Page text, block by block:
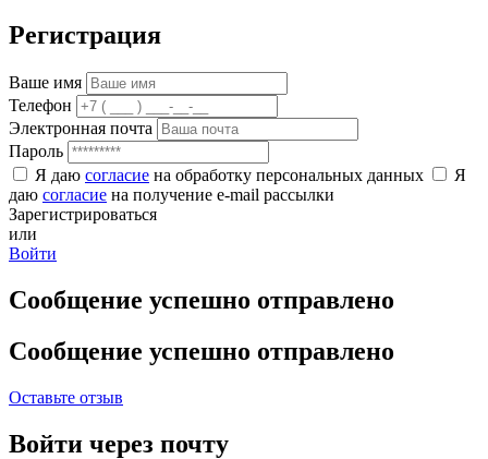
Регистрация
Ваше имя
Телефон
Электронная почта
Пароль
Я даю согласие на обработку персональных данных
Я
даю согласие на получение e-mail рассылки
Зарегистрироваться
или
Войти
Сообщение успешно отправлено
Сообщение успешно отправлено
Оставьте отзыв
Войти через почту